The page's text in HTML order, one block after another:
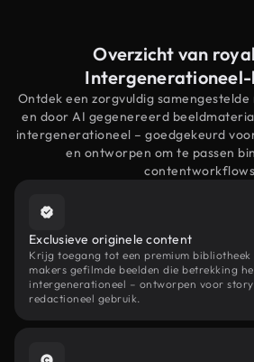
Overzicht van
Ontdek een zorgvuldig
en door AI gegenereerd
intergenerationeel – goedgekeurd
en ontworpen om te passen
Exclusieve originele content
Krijg toegang tot een premium
makers gefilmde beelden die betrekking
intergenerationeel – ontworpen voor
redactioneel gebruik.